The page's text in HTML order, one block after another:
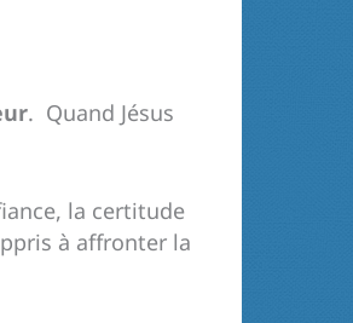
. Quand Jésus
la certitude
à affronter la